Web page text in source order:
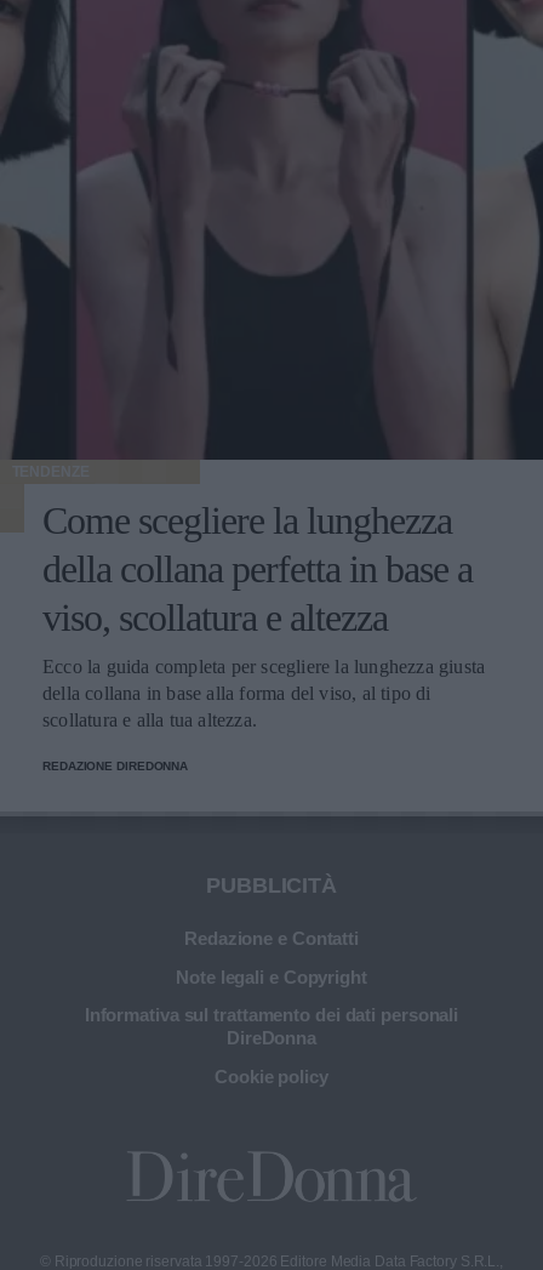
TENDENZE
Come scegliere la lunghezza
della collana perfetta in base a
viso, scollatura e altezza
Ecco la guida completa per scegliere la lunghezza giusta
della collana in base alla forma del viso, al tipo di
scollatura e alla tua altezza.
REDAZIONE DIREDONNA
PUBBLICITÀ
Redazione e Contatti
Note legali e Copyright
Informativa sul trattamento dei dati personali
DireDonna
Cookie policy
© Riproduzione riservata 1997-2026 Editore Media Data Factory S.R.L.,